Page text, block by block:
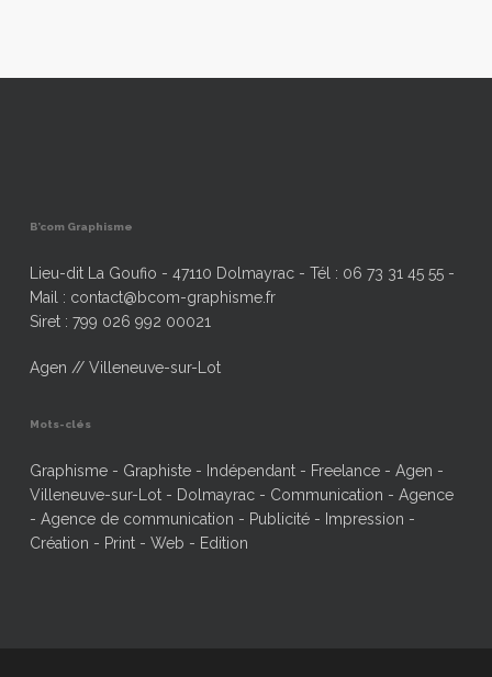
B’com Graphisme
Lieu-dit La Goufio - 47110 Dolmayrac - Tél : 06 73 31 45 55 -
Mail : contact@bcom-graphisme.fr
Siret : 799 026 992 00021
Agen // Villeneuve-sur-Lot
Mots-clés
Graphisme - Graphiste - Indépendant - Freelance - Agen -
Villeneuve-sur-Lot - Dolmayrac - Communication - Agence
- Agence de communication - Publicité - Impression -
Création - Print - Web - Edition